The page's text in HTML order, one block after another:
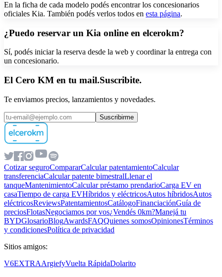
En la ficha de cada modelo podés encontrar los concesionarios
oficiales Kia. También podés verlos todos en esta página.
¿Puedo reservar un Kia online en elcerokm?
Sí, podés iniciar la reserva desde la web y coordinar la entrega con
un concesionario.
El Cero KM en tu mail.Suscribite.
Te enviamos precios, lanzamientos y novedades.
Suscribirme
Cotizar seguroCompararCalcular patentamientoCalcular
transferenciaCalcular patente bimestralLlenar el
tanqueMantenimientoCalcular préstamo prendarioCarga EV en
casaTiempo de carga EVHíbridos y eléctricosAutos híbridosAutos
eléctricosReviewsPatentamientosCatálogoFinanciaciónGuía de
preciosFlotasNegociamos por vos¿Vendés 0km?Manejá tu
BYDGlosarioBlogAwardsFAQQuienes somosOpinionesTérminos
y condicionesPolítica de privacidad
Sitios amigos:
V6EXTRAArgiefyVuelta RápidaDolarito